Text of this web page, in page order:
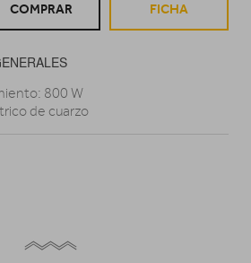
COMPRAR FICHA
800 W
de cuarzo